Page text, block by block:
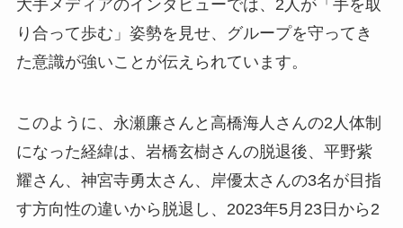
大手メディアのインタビューでは、2人が「手を取
り合って歩む」姿勢を見せ、グループを守ってき
た意識が強いことが伝えられています。
このように、永瀬廉さんと高橋海人さんの2人体制
になった経緯は、岩橋玄樹さんの脱退後、平野紫
耀さん、神宮寺勇太さん、岸優太さんの3名が目指
す方向性の違いから脱退し、2023年5月23日から2